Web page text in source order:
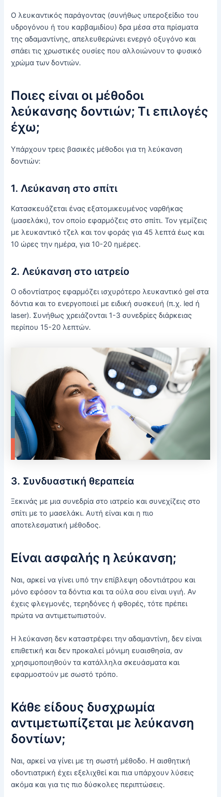
Ο λευκαντικός παράγοντας (συνήθως υπεροξείδιο του
υδρογόνου ή του καρβαμιδίου) δρα μέσα στα πρίσματα
της αδαμαντίνης, απελευθερώνει ενεργό οξυγόνο και
σπάει τις χρωστικές ουσίες που αλλοιώνουν το φυσικό
χρώμα των δοντιών.
Ποιες είναι οι μέθοδοι
λεύκανσης δοντιών; Τι επιλογές
έχω;
Υπάρχουν τρεις βασικές μέθοδοι για τη λεύκανση
δοντιών:
1. Λεύκανση στο σπίτι
Κατασκευάζεται ένας εξατομικευμένος ναρθήκας
(μασελάκι), τον οποίο εφαρμόζεις στο σπίτι. Τον γεμίζεις
με λευκαντικό τζελ και τον φοράς για 45 λεπτά έως και
10 ώρες την ημέρα, για 10-20 ημέρες.
2. Λεύκανση στο ιατρείο
Ο οδοντίατρος εφαρμόζει ισχυρότερο λευκαντικό gel στα
δόντια και το ενεργοποιεί με ειδική συσκευή (π.χ. led ή
laser). Συνήθως χρειάζονται 1-3 συνεδρίες διάρκειας
περίπου 15-20 λεπτών.
3. Συνδυαστική θεραπεία
Ξεκινάς με μια συνεδρία στο ιατρείο και συνεχίζεις στο
σπίτι με το μασελάκι. Αυτή είναι και η πιο
αποτελεσματική μέθοδος.
Είναι ασφαλής η λεύκανση;
Ναι, αρκεί να γίνει υπό την επίβλεψη οδοντιάτρου και
μόνο εφόσον τα δόντια και τα ούλα σου είναι υγιή. Αν
έχεις φλεγμονές, τερηδόνες ή φθορές, τότε πρέπει
πρώτα να αντιμετωπιστούν.
Η λεύκανση δεν καταστρέφει την αδαμαντίνη, δεν είναι
επιθετική και δεν προκαλεί μόνιμη ευαισθησία, αν
χρησιμοποιηθούν τα κατάλληλα σκευάσματα και
εφαρμοστούν με σωστό τρόπο.
Κάθε είδους δυσχρωμία
αντιμετωπίζεται με λεύκανση
δοντίων;
Ναι, αρκεί να γίνει με τη σωστή μέθοδο. Η αισθητική
οδοντιατρική έχει εξελιχθεί και πια υπάρχουν λύσεις
ακόμα και για τις πιο δύσκολες περιπτώσεις.